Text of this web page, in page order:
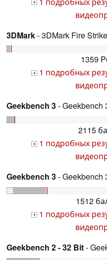
+
3DMark- 3DMark Fire
1359
+ 1 подробных
Geekbench 3- Geekbench
2115
+ 1 подробных
Geekbench 3- Geekbench
1512
+ 1 подробных
Geekbench 2 - 32 Bit-